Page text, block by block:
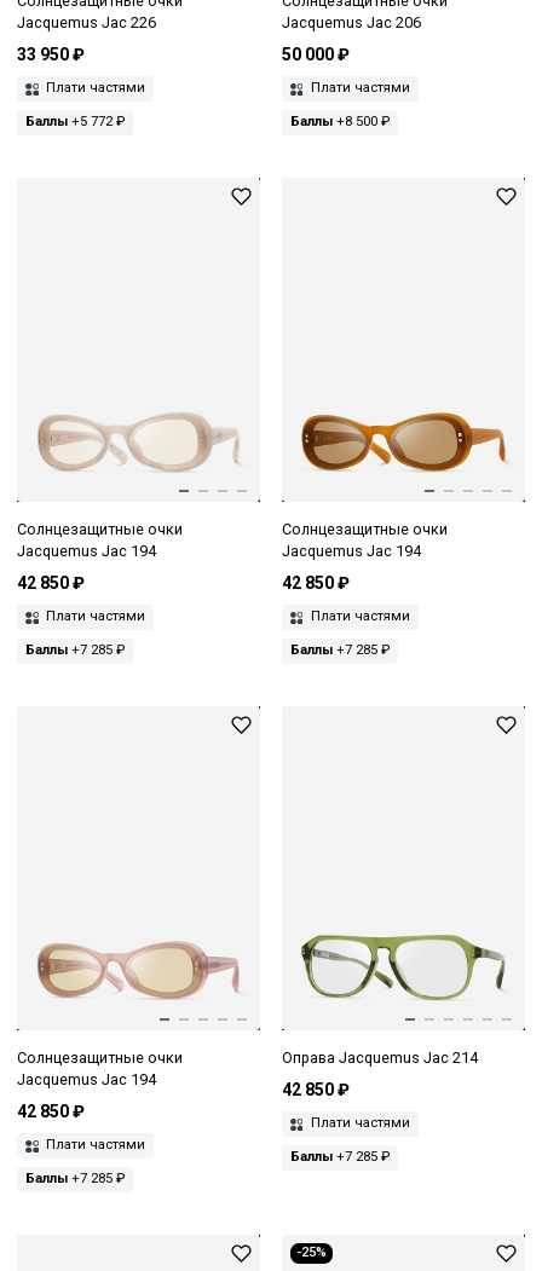
Jacquemus Jac 226
33 950 ₽
Плати частями
Баллы +5 772 ₽
Jacquemus Jac 206
50 000 ₽
Плати частями
Баллы+8 500 ₽
Солнцезащитные очки
Jacquemus Jac 194
42 850 ₽
Плати частями
Баллы +7 285 ₽
Солнцезащитные очки
Jacquemus Jac 194
42 850 ₽
Плати частями
Баллы+7 285 ₽
Солнцезащитные очки
Jacquemus Jac 194
42 850 ₽
Плати частями
Баллы +7 285 ₽
Оправа Jacquemus Jac 214
42 850 ₽
Плати частями
Баллы+7 285 ₽
-25%